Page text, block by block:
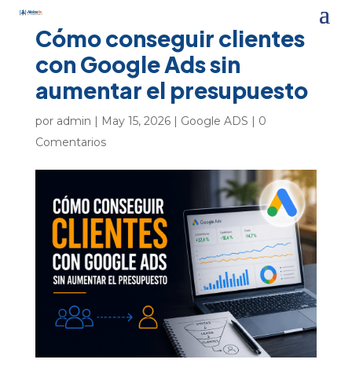
Cómo conseguir clientes
con Google Ads sin
aumentar el presupuesto
por admin | May 15, 2026| Google ADS | 0
Comentarios